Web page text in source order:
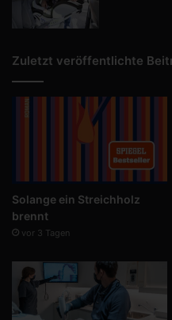
Zuletzt veröffentlichte
Solange ein Streichholz
brennt
vor 3 Tagen